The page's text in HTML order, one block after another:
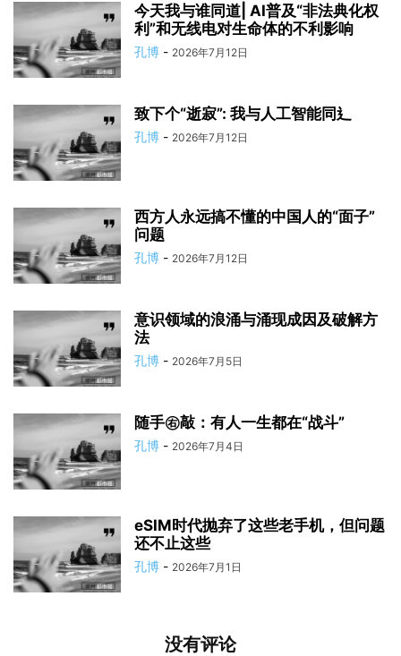
今天我与谁同道| AI普及“非法典化权
利”和无线电对生命体的不利影响
孔博 - 2026年7月12日
致下个“逝寂”: 我与人工智能同⻎
孔博 - 2026年7月12日
西方人永远搞不懂的中国人的“面子”
问题
孔博 - 2026年7月12日
意识领域的浪涌与涌现成因及破解方
法
孔博 - 2026年7月5日
随手㊨敲：有人一生都在“战斗”
孔博 - 2026年7月4日
eSIM时代抛弃了这些老手机，但问题
还不止这些
孔博 - 2026年7月1日
没有评论